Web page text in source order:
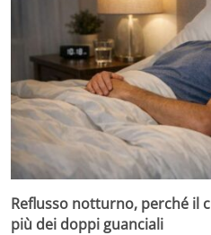
Reflusso notturno, perché il
più dei doppi guanciali